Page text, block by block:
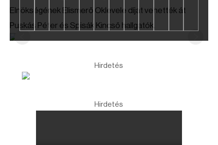
Elnökségének Elismerő Oklevele díjat vehették át
Puskás Péter és Spisák Kincső hallgatók.
Hirdetés
Hirdetés